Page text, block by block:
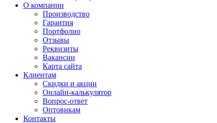
О компании
Производство
Гарантия
Портфолио
Отзывы
Реквизиты
Вакансии
Карта сайта
Клиентам
Скидки и акции
Онлайн-калькулятор
Вопрос-ответ
Оптовикам
Контакты